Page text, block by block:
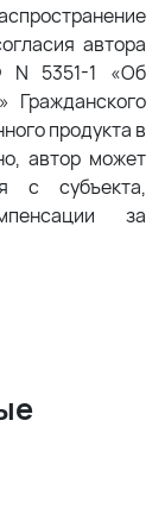
автора
N 5351-1 «Об
Гражданского
продукта в
автор может
с субъекта,
за